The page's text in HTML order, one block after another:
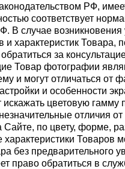
РФ,
соответствует
В случае
и характеристик Товара,
за
Товар фотографии
и могут отличаться от
и особенности
искажать цветовую гамму
отличия
Сайте, по цвету, форме,
Товаров
без предварительного
право обратиться в